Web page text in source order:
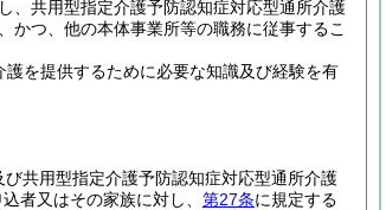
、共用型指定介護予防認知症対応型通所介護
つ、他の本体事業所等の職務に従事するこ
を提供するために必要な知識及び経験を有
共用型指定介護予防認知症対応型通所介護
者又はその家族に対し、 第27条に規定する